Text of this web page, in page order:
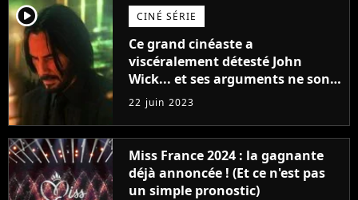
player2 CINÉ SÉRIE
Ce grand cinéaste a
viscéralement détesté John
Wick... et ses arguments ne sont
pas si bêtes
22 juin 2023
Miss France 2024 : la gagnante
déjà annoncée ! (Et ce n'est pas
un simple pronostic)